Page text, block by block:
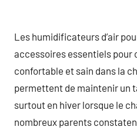
Les humidificateurs d’air
accessoires essentiels pour
confortable et sain dans la
permettent de maintenir un
surtout en hiver lorsque le
nombreux parents